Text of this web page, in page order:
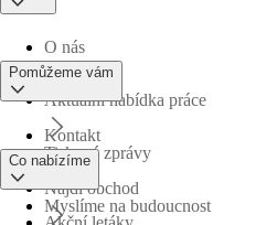
O nás
Aktuální nabídka práce
Tiskové zprávy
Myslíme na budoucnost
Pomůžeme vám
Kontakt
Najdi obchod
Co nabízíme